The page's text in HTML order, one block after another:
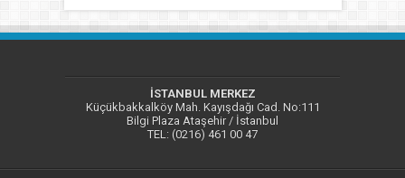
İSTANBUL MERKEZ
Küçükbakkalköy Mah. Kayışdağı Cad. No:111
Bilgi Plaza Ataşehir / İstanbul
TEL: (0216) 461 00 47